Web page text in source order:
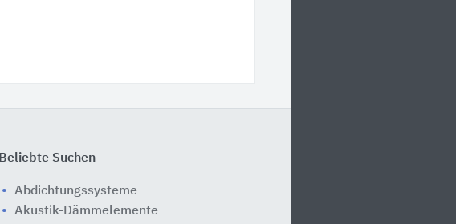
Beliebte Suchen
Abdichtungssysteme
Akustik-Dämmelemente